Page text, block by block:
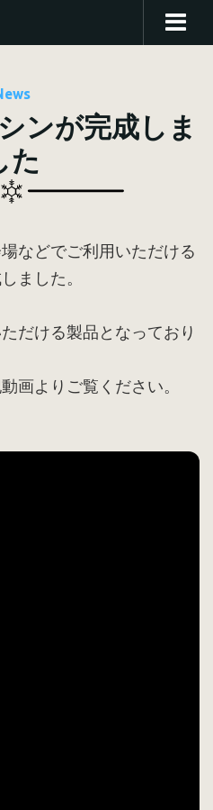
ンが完成しま
た
などでご利用いただける
ました。
だける製品となっており
画よりご覧ください。